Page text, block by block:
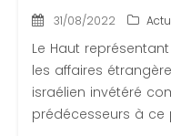
31/08/2022
Le Haut
les affaires
israélien invétéré
prédécesseurs à ce